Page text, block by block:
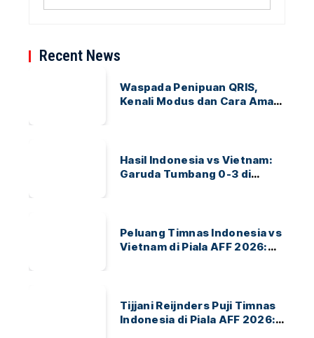
Recent News
Waspada Penipuan QRIS,
Kenali Modus dan Cara Aman
Hasil Indonesia vs Vietnam:
Garuda Tumbang 0-3 di
Peluang Timnas Indonesia vs
Vietnam di Piala AFF 2026:
Tijjani Reijnders Puji Timnas
Indonesia di Piala AFF 2026: